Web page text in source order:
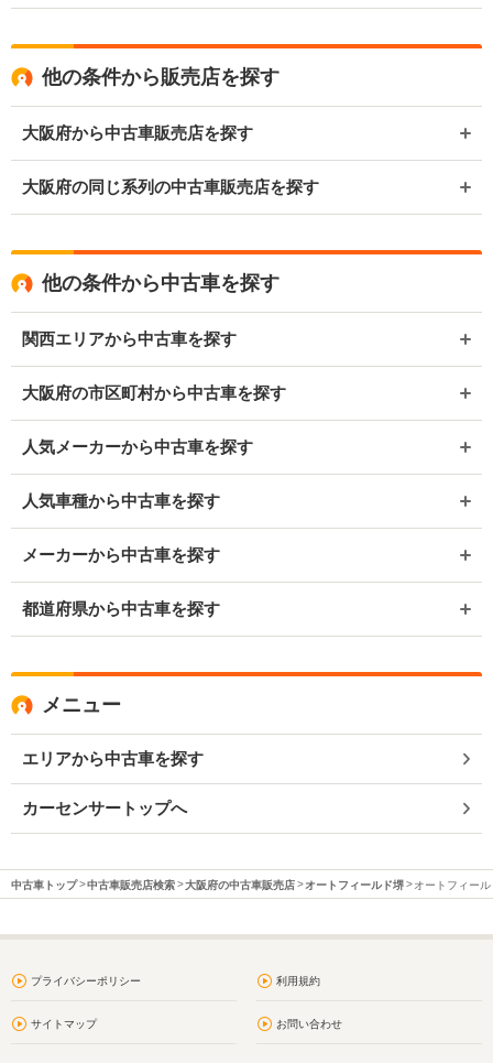
他の条件から販売店を探す
大阪府から中古車販売店を探す
大阪府の同じ系列の中古車販売店を探す
他の条件から中古車を探す
関西エリアから中古車を探す
大阪府の市区町村から中古車を探す
人気メーカーから中古車を探す
人気車種から中古車を探す
メーカーから中古車を探す
都道府県から中古車を探す
メニュー
エリアから中古車を探す
カーセンサートップへ
中古車トップ 中古車販売店検索 大阪府の中古車販売店 オートフィールド堺 オートフィー
プライバシーポリシー 利用規約
サイトマップ お問い合わせ